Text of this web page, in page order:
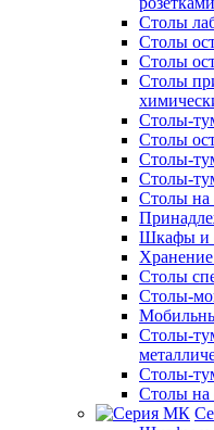
Столы
Столы
Столы
Столы
Столы-
Столы
Столы-
Столы-
Столы на
Шкафы и
Столы
Столы-
Столы-
Столы-
Столы на